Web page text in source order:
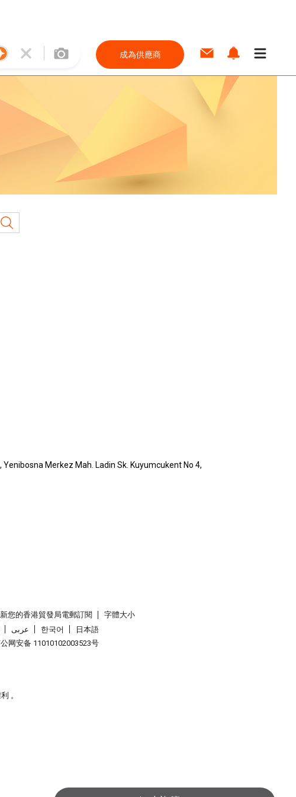
成為供應商
Merkez Mah. Ladin Sk. Kuyumcukent No 4,
您的香港貿發局電郵訂閱
字體大小
عربى 한국어
日本語
网安备 11010102003523号
。